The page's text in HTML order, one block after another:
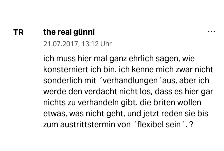
TR the real günni
21.07.2017, 13:12 Uhr
ich muss hier mal ganz ehrlich sagen, wie
konsterniert ich bin. ich kenne mich zwar nicht
sonderlich mit ´verhandlungen´aus, aber ich
werde den verdacht nicht los, dass es hier gar
nichts zu verhandeln gibt. die briten wollen
etwas, was nicht geht, und jetzt reden sie bis
zum austrittstermin von ´flexibel sein´. ?